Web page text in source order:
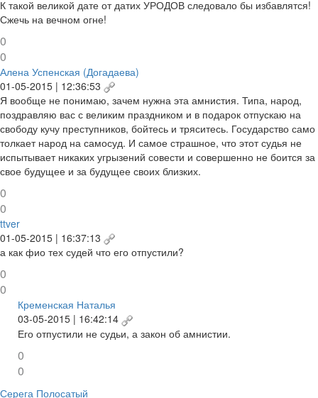
К такой великой дате от датих УРОДОВ следовало бы избавлятся!
Сжечь на вечном огне!
0
0
Алена Успенская (Догадаева)
01-05-2015 | 12:36:53
Я вообще не понимаю, зачем нужна эта амнистия. Типа, народ,
поздравляю вас с великим праздником и в подарок отпускаю на
свободу кучу преступников, бойтесь и тряситесь. Государство само
толкает народ на самосуд. И самое страшное, что этот судья не
испытывает никаких угрызений совести и совершенно не боится за
свое будущее и за будущее своих близких.
0
0
ttver
01-05-2015 | 16:37:13
а как фио тех судей что его отпустили?
0
0
Кременская Наталья
03-05-2015 | 16:42:14
Его отпустили не судьи, а закон об амнистии.
0
0
Серега Полосатый